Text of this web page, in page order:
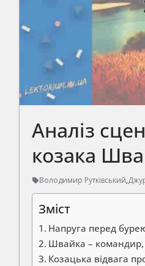
Аналіз
козака
Володимир Рутківський,
Зміст
Напруга перед
Швайка –
Козацька відвага